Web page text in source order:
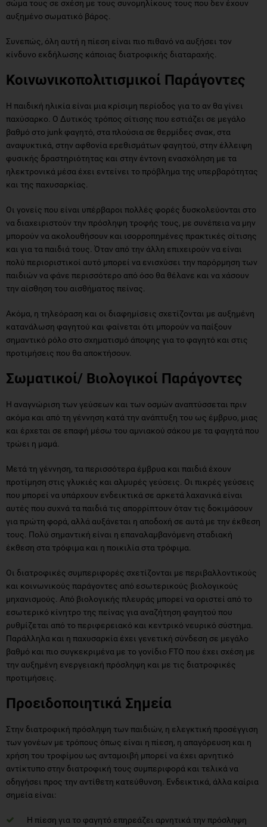
σώμα τους σε σχέση με τους συνομηλίκους τους που δεν έχουν
αυξημένο σωματικό βάρος.
Συνεπώς, όλη αυτή η πίεση είναι πιο πιθανό να αυξήσει τον
κίνδυνο εκδήλωσης κάποιας διατροφικής διαταραχής.
Κοινωνικοπολιτισμικοί Παράγοντες
Η παιδική ηλικία είναι μια κρίσιμη περίοδος για το αν θα γίνει
παχύσαρκο. Ο Δυτικός τρόπος σίτισης που εστιάζει σε μεγάλο
βαθμό στο junk φαγητό, στα πλούσια σε θερμίδες σνακ, στα
αναψυκτικά, στην αφθονία ερεθισμάτων φαγητού, στην έλλειψη
φυσικής δραστηριότητας και στην έντονη ενασχόληση με τα
ηλεκτρονικά μέσα έχει εντείνει το πρόβλημα της υπερβαρότητας
και της παχυσαρκίας.
Οι γονείς που είναι υπέρβαροι πολλές φορές δυσκολεύονται στο
να διαχειριστούν την πρόσληψη τροφής τους, με συνέπεια να μην
μπορούν να ακολουθήσουν και ισορροπημένες πρακτικές σίτισης
και για τα παιδιά τους. Όταν από την άλλη επιχειρούν να είναι
πολύ περιοριστικοί αυτό μπορεί να ενισχύσει την παρόρμηση των
παιδιών να φάνε περισσότερο από όσο θα θέλανε και να χάσουν
την αίσθηση του αισθήματος πείνας.
Ακόμα, η τηλεόραση και οι διαφημίσεις σχετίζονται με αυξημένη
κατανάλωση φαγητού και φαίνεται ότι μπορούν να παίξουν
σημαντικό ρόλο στο σχηματισμό άποψης για το φαγητό και στις
προτιμήσεις που θα αποκτήσουν.
Σωματικοί/ Βιολογικοί Παράγοντες
Η αναγνώριση των γεύσεων και των οσμών αναπτύσσεται πριν
ακόμα και από τη γέννηση κατά την ανάπτυξη του ως έμβρυο, μιας
και έρχεται σε επαφή μέσω του αμνιακού σάκου με τα φαγητά που
τρώει η μαμά.
Μετά τη γέννηση, τα περισσότερα έμβρυα και παιδιά έχουν
προτίμηση στις γλυκιές και αλμυρές γεύσεις. Οι πικρές γεύσεις
που μπορεί να υπάρχουν ενδεικτικά σε αρκετά λαχανικά είναι
αυτές που συχνά τα παιδιά τις απορρίπτουν όταν τις δοκιμάσουν
για πρώτη φορά, αλλά αυξάνεται η αποδοχή σε αυτά με την έκθεση
τους. Πολύ σημαντική είναι η επαναλαμβανόμενη σταδιακή
έκθεση στα τρόφιμα και η ποικιλία στα τρόφιμα.
Οι διατροφικές συμπεριφορές σχετίζονται με περιβαλλοντικούς
και κοινωνικούς παράγοντες από εσωτερικούς βιολογικούς
μηχανισμούς. Από βιολογικής πλευράς μπορεί να οριστεί από το
εσωτερικό κίνητρο της πείνας για αναζήτηση φαγητού που
ρυθμίζεται από το περιφερειακό και κεντρικό νευρικό σύστημα.
Παράλληλα και η παχυσαρκία έχει γενετική σύνδεση σε μεγάλο
βαθμό και πιο συγκεκριμένα με το γονίδιο FTO που έχει σχέση με
την αυξημένη ενεργειακή πρόσληψη και με τις διατροφικές
προτιμήσεις.
Προειδοποιητικά Σημεία
Στην διατροφική πρόσληψη των παιδιών, η ελεγκτική προσέγγιση
των γονέων με τρόπους όπως είναι η πίεση, η απαγόρευση και η
χρήση του τροφίμου ως ανταμοιβή μπορεί να έχει αρνητικό
αντίκτυπο στην διατροφική τους συμπεριφορά και τελικά να
οδηγήσει προς την αντίθετη κατεύθυνση. Ενδεικτικά, άλλα καίρια
σημεία είναι:
Η πίεση για το φαγητό επηρεάζει αρνητικά την πρόσληψη